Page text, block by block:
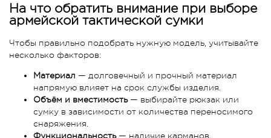
На что обратить внимание при выборе
армейской тактической сумки
Чтобы правильно подобрать нужную модель, учитывайте
несколько факторов:
Материал — долговечный и прочный материал
напрямую влияет на срок службы изделия.
Объём и вместимость— выбирайте рюкзак или
сумку в зависимости от количества переносимого
снаряжения.
Функциональность— наличие карманов,